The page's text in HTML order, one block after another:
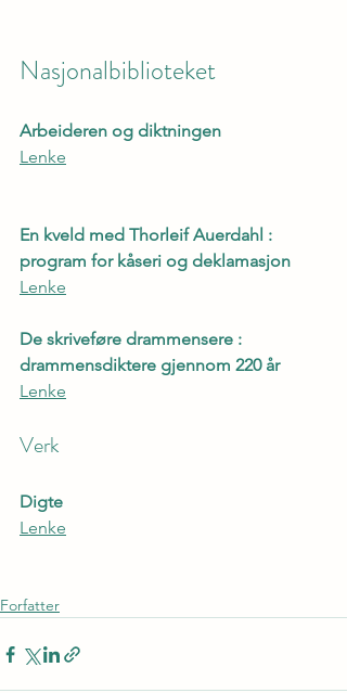
Nasjonalbiblioteket
Arbeideren og diktningen
Lenke
En kveld med Thorleif Auerdahl :
program for kåseri og deklamasjon
Lenke
De skriveføre drammensere :
drammensdiktere gjennom 220 år
Lenke
Verk
Digte
Lenke
Forfatter